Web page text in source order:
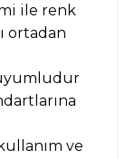
ile renk
ortadan
ve